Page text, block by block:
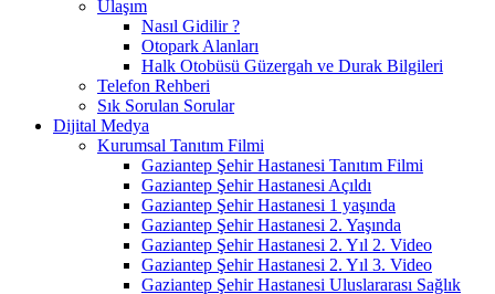
Ulaşım
Nasıl Gidilir ?
Otopark Alanları
Halk Otobüsü Güzergah ve Durak Bilgileri
Telefon Rehberi
Sık Sorulan Sorular
Dijital Medya
Kurumsal Tanıtım Filmi
Gaziantep Şehir Hastanesi Tanıtım Filmi
Gaziantep Şehir Hastanesi Açıldı
Gaziantep Şehir Hastanesi 1 yaşında
Gaziantep Şehir Hastanesi 2. Yaşında
Gaziantep Şehir Hastanesi 2. Yıl 2. Video
Gaziantep Şehir Hastanesi 2. Yıl 3. Video
Gaziantep Şehir Hastanesi Uluslararası Sağlık